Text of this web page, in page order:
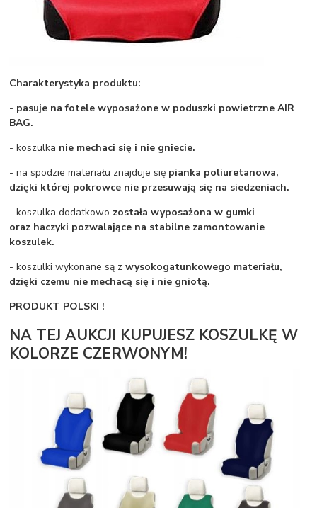
Charakterystyka produktu:
- pasuje na fotele wyposażone w poduszki powietrzne AIR
BAG.
- koszulka nie mechaci się i nie gniecie.
- na spodzie materiału znajduje się pianka poliuretanowa,
dzięki której pokrowce nie przesuwają się na siedzeniach.
- koszulka dodatkowo została wyposażona w gumki
oraz haczyki pozwalające na stabilne zamontowanie
koszulek.
- koszulki wykonane są zwysokogatunkowego materiału,
dzięki czemu nie mechacą się i nie gniotą.
PRODUKT POLSKI !
NA TEJ AUKCJI KUPUJESZ KOSZULKĘ W
KOLORZE CZERWONYM!